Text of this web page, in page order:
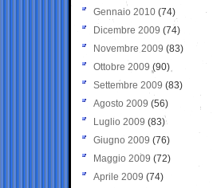
Gennaio 2010 (74)
Dicembre 2009 (74)
Novembre 2009 (83)
Ottobre 2009 (90)
Settembre 2009 (83)
Agosto 2009 (56)
Luglio 2009 (83)
Giugno 2009 (76)
Maggio 2009 (72)
Aprile 2009 (74)